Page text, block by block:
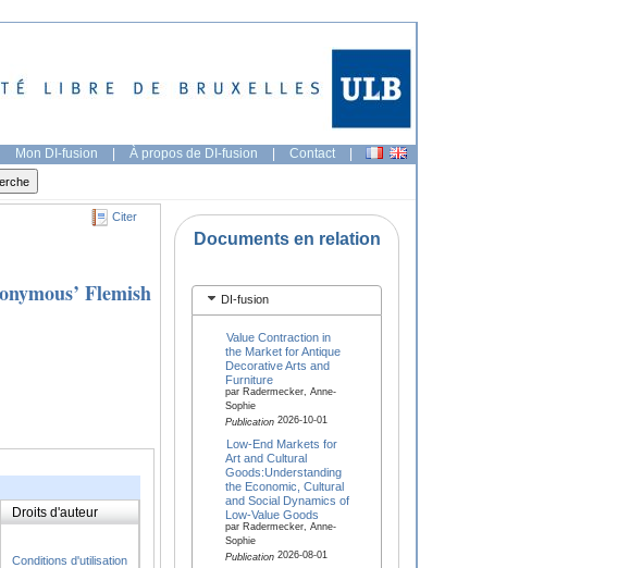
Mon DI-fusion | À propos de DI-fusion | Contact |
Citer
Flemish
Droits d'auteur
Conditions d'utilisation
Documents en relation
DI-fusion
Value Contraction in
the Market for Antique
Decorative Arts and
Furniture
par Radermecker, Anne-
Sophie
Publication2026-10-01
Low-End Markets for
Art and Cultural
Goods:Understanding
the Economic, Cultural
and Social Dynamics of
Low-Value Goods
par Radermecker, Anne-
Sophie
Publication2026-08-01